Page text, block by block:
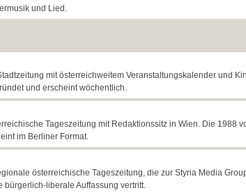
und Lied.
mit österreichweitem Veranstaltungskalender und
und erscheint wöchentlich.
Tageszeitung mit Redaktionssitz in Wien. Die 1988
im Berliner Format.
österreichische Tageszeitung, die zur Styria Media
bürgerlich-liberale Auffassung vertritt.